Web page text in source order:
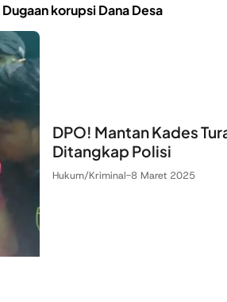
Dugaan korupsi Dana Desa
DPO! Mantan Kades
Ditangkap Polisi
Hukum/Kriminal-8 Maret 2025